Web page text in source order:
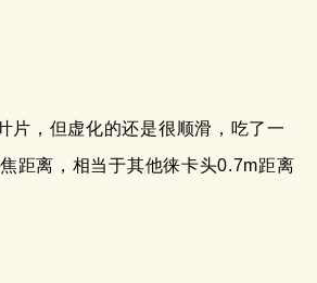
片，但虚化的还是很顺滑，吃了一
距离，相当于其他徕卡头0.7m距离